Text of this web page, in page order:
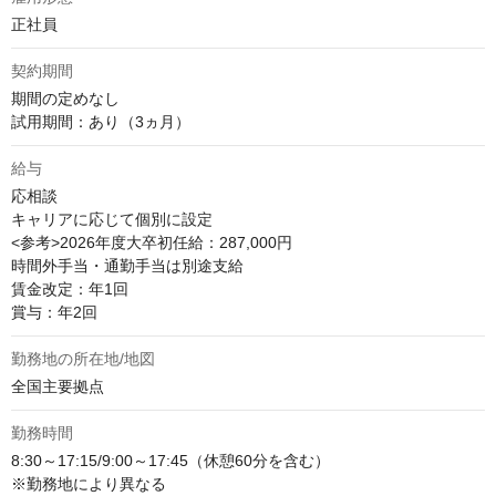
正社員
契約期間
期間の定めなし
試用期間：あり（3ヵ月）
給与
応相談
キャリアに応じて個別に設定
<参考>2026年度大卒初任給：287,000円
時間外手当・通勤手当は別途支給
賃金改定：年1回
賞与：年2回
勤務地の所在地/地図
全国主要拠点
勤務時間
8:30～17:15/9:00～17:45（休憩60分を含む）
※勤務地により異なる